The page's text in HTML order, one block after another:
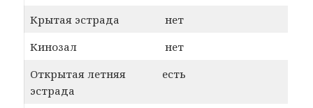
Крытая эстрада
нет
Кинозал
нет
Открытая летняя
эстрада
есть